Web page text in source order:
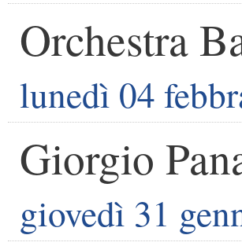
Orchestra
lunedì 04
Giorgio
giovedì 31